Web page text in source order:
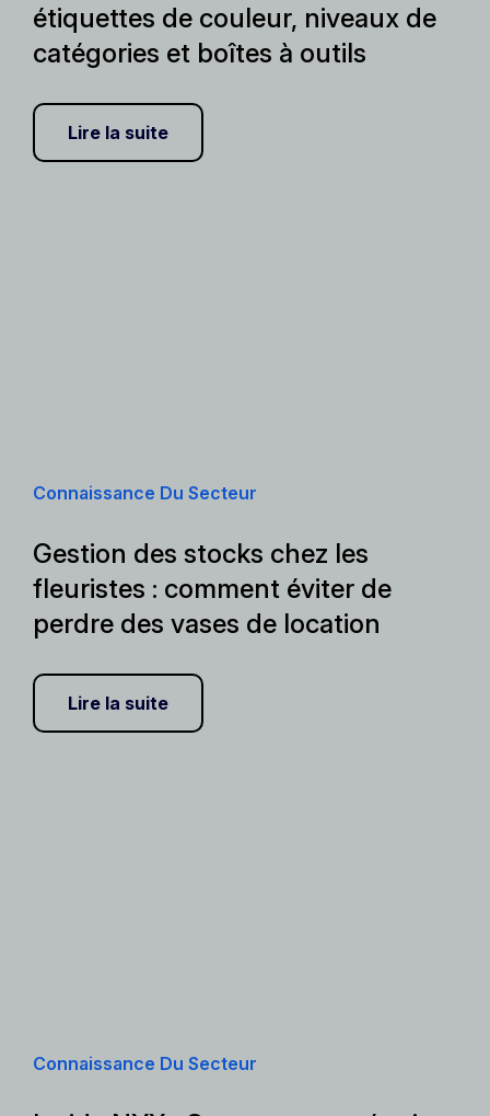
étiquettes de couleur, niveaux de
catégories et boîtes à outils
Lire la suite
Connaissance Du Secteur
Gestion des stocks chez les
fleuristes : comment éviter de
perdre des vases de location
Lire la suite
Connaissance Du Secteur